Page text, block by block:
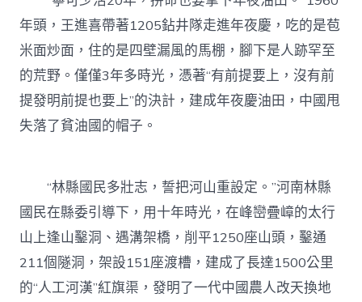
年頭，王進喜帶著1205鉆井隊走進年夜慶，吃的是苞
米面炒面，住的是四壁漏風的馬棚，腳下是人跡罕至
的荒野。僅僅3年多時光，憑著“有前提要上，沒有前
提發明前提也要上”的決計，建成年夜慶油田，中國甩
失落了貧油國的帽子。
“林縣國民多壯志，誓把河山重設定。”河南林縣
國民在縣委引導下，用十年時光，在峰巒疊嶂的太行
山上逢山鑿洞、遇溝架橋，削平1250座山頭，鑿通
211個隧洞，架設151座渡槽，建成了長達1500公里
的“人工河漢”紅旗渠，發明了一代中國農人改天換地